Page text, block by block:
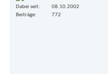
Dabei seit
08.10.2002
Beiträge
772